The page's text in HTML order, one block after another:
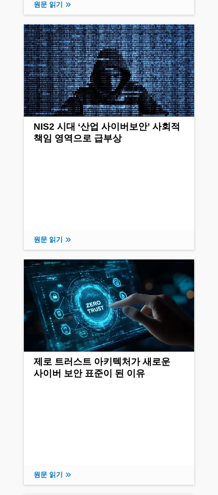
원문 읽기
NIS2 시대 ‘산업 사이버보안’ 사회적
책임 영역으로 급부상
원문 읽기
제로 트러스트 아키텍처가 새로운
사이버 보안 표준이 된 이유
원문 읽기